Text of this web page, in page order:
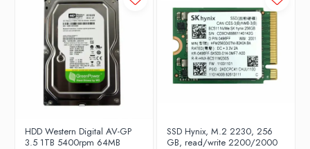
HDD Western Digital AV-GP
3.5 1TB 5400rpm 64MB
SSD Hynix, M.2 2230, 256
GB, read/write 2200/2000